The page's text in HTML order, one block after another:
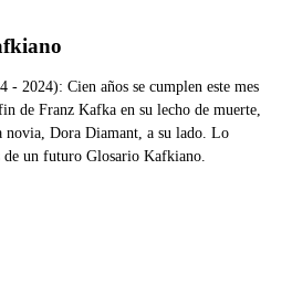
2024): Cien años se cumplen este mes
de Franz Kafka en su lecho de muerte,
novia, Dora Diamant, a su lado. Lo
de un futuro Glosario Kafkiano.